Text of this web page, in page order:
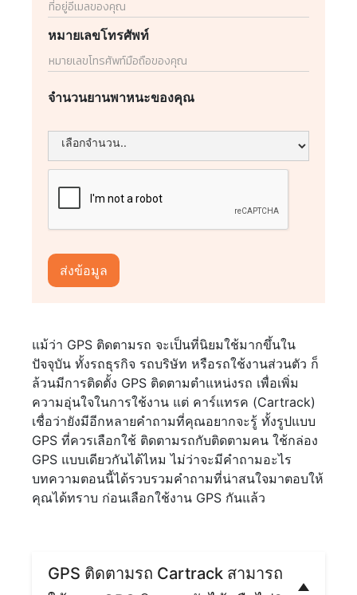
แม้ว่า GPS ติดตามรถ จะเป็นที่นิยมใช้มากขึ้นใน
ปัจจุบัน ทั้งรถธุรกิจ รถบริษัท หรือรถใช้งานส่วนตัว ก็
ล้วนมีการติดตั้ง GPS ติดตามตำแหน่งรถ เพื่อเพิ่ม
ความอุ่นใจในการใช้งาน แต่ คาร์แทรค (Cartrack)
เชื่อว่ายังมีอีกหลายคำถามที่คุณอยากจะรู้ ทั้งรูปแบบ
GPS ที่ควรเลือกใช้ ติดตามรถกับติดตามคน ใช้กล่อง
GPS แบบเดียวกันได้ไหม ไม่ว่าจะมีคำถามอะไร
บทความตอนนี้ได้รวบรวมคำถามที่น่าสนใจมาตอบให้
คุณได้ทราบ ก่อนเลือกใช้งาน GPS กันแล้ว
GPS ติดตามรถ Cartrack สามารถ
หมายเลขโทรศัพท์
จำนวนยานพาหนะของคุณ